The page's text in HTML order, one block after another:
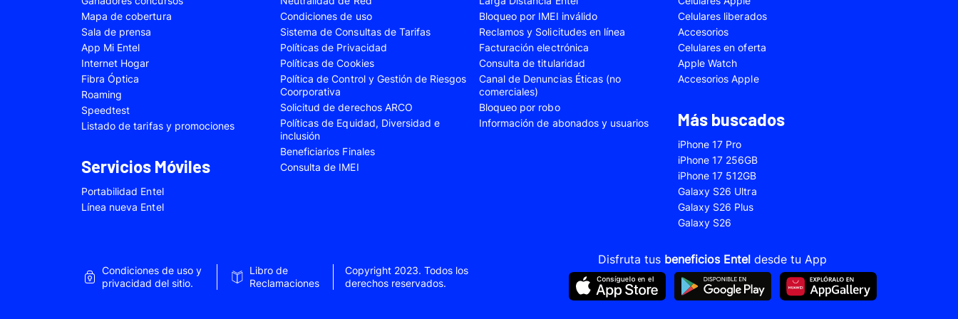
Samsung Galaxy A22
Samsung Galaxy A23 Samsung Galaxy A24 Samsung Galaxy A25
Samsung Galaxy A33
Samsung Galaxy A34
Samsung Galaxy A35 Samsung Galaxy A52 Samsung Galaxy A52s
Samsung Galaxy A53
Samsung Galaxy A54
Samsung Galaxy A55 Samsung Galaxy S20 Fe Samsung Galaxy S21 Fe
Samsung Galaxy S22
Samsung Galaxy S22 Plus
Samsung Galaxy S22 Ultra Samsung Galaxy S23 Samsung Galaxy S23 Plus
Samsung Galaxy S23 Ultra
Samsung Galaxy S23 Fe
Samsung Galaxy S24 Samsung Galaxy S24 Plus Samsung Galaxy S24 Ultra
Samsung Galaxy Z Flip 4
Samsung Galaxy Z Flip 5 Samsung Galaxy Z Fold 5
VIVO V30 SE
VIVO Y28s
Xiaomi 12T
Xiaomi 12T Pro
Xiaomi Redmi A1
Xiaomi Redmi 10A
Xiaomi Redmi 13C
Xiaomi Redmi 14C
Xiaomi Redmi Note 9 Pro
Xiaomi Redmi Note 10 Xiaomi Redmi Note 10 Pro Xiaomi Redmi Note 10s
Xiaomi Redmi Note 11
Xiaomi Redmi Note 12s Xiaomi Redmi Note 13
Mapa de cobertura
Sala de prensa
App Mi Entel
Internet Hogar
Fibra Óptica
Roaming
Speedtest
Listado de tarifas y promociones
Servicios Móviles
Portabilidad Entel
Línea nueva Entel
Condiciones de uso
Sistema de Consultas de Tarifas
Políticas de Privacidad
Políticas de Cookies
Política de Control y Gestión de Riesgos
Coorporativa
Solicitud de derechos ARCO
Políticas de Equidad, Diversidad e
inclusión
Beneficiarios Finales
Consulta de IMEI
Bloqueo por IMEI inválido
Reclamos y Solicitudes en línea
Facturación electrónica
Consulta de titularidad
Canal de Denuncias Éticas (no
comerciales)
Bloqueo por robo
Información de abonados y usuarios
Celulares liberados
Accesorios
Celulares en oferta
Apple Watch
Accesorios Apple
Más buscados
iPhone 17 Pro
iPhone 17 256GB
iPhone 17 512GB
Galaxy S26 Ultra
Galaxy S26 Plus
Galaxy S26
Condiciones de uso y
privacidad del sitio.
Libro de
Reclamaciones
Copyright 2023. Todos los
derechos reservados.
Disfruta tus beneficios Enteldesde tu App